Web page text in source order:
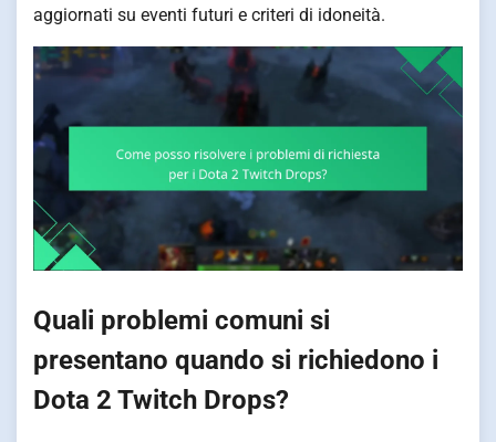
aggiornati su eventi futuri e criteri di idoneità.
Quali problemi comuni si
presentano quando si richiedono i
Dota 2 Twitch Drops?